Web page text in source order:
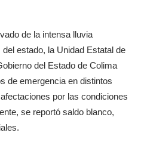
de la intensa lluvia
estado, la Unidad Estatal de
del Estado de Colima
de emergencia en distintos
por las condiciones
se reportó saldo blanco,